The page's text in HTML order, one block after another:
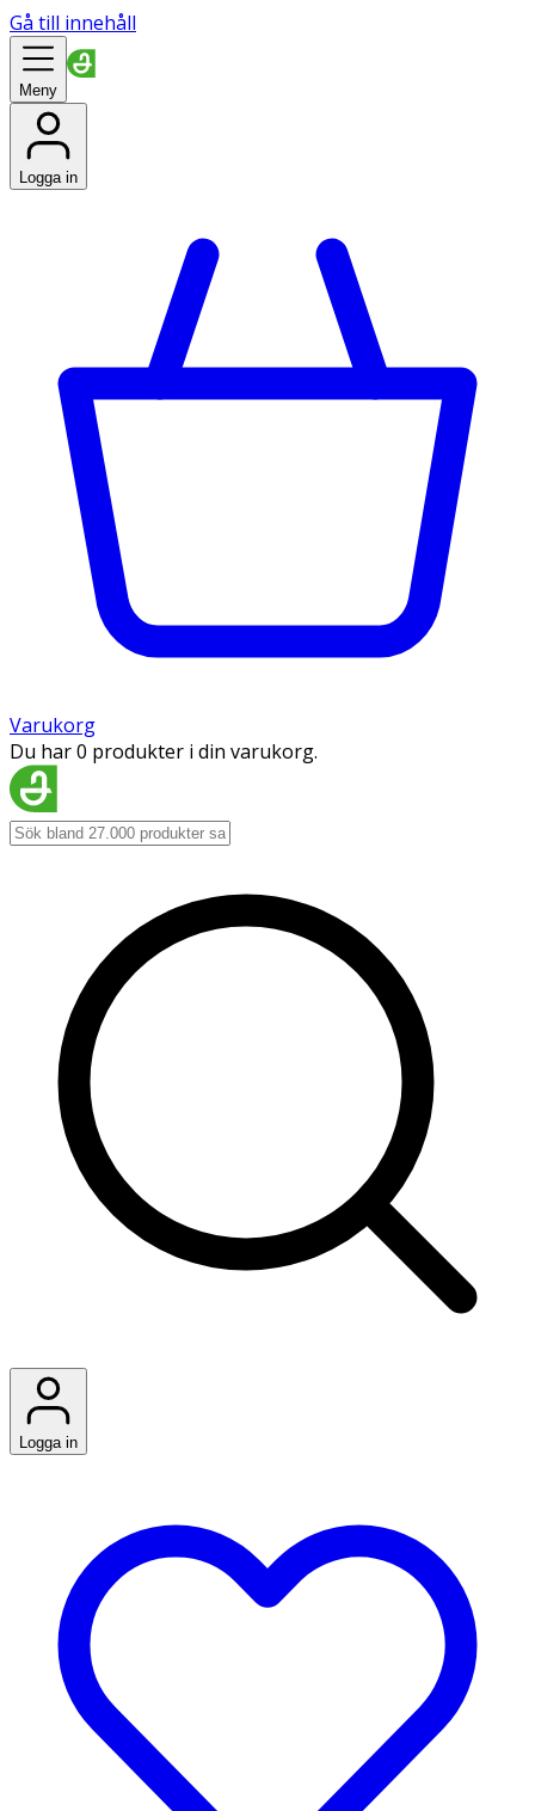
Gå till innehåll
Meny
Logga in
Varukorg
Du har 0 produkter i din varukorg.
Logga in